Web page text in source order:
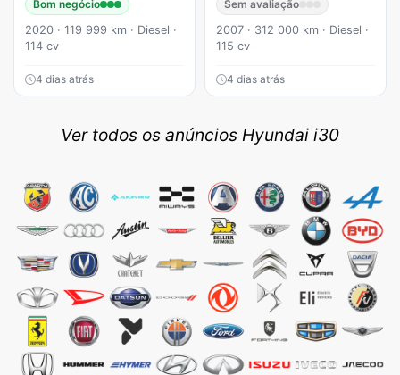
Bom negócio
2020 · 119 999 km · Diesel ·
114 cv
4 dias atrás
Sem avaliação
2007 · 312 000 km · Diesel ·
115 cv
4 dias atrás
Ver todos os anúncios Hyundai i30